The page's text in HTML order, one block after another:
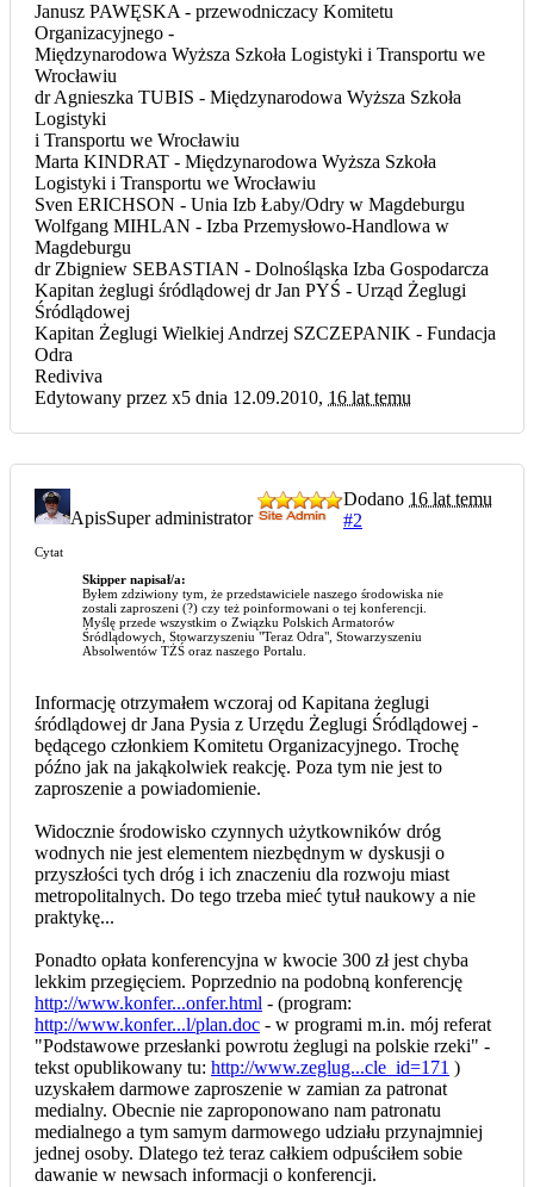
Janusz PAWĘSKA - przewodniczacy Komitetu
Organizacyjnego -
Międzynarodowa Wyższa Szkoła Logistyki i Transportu we
Wrocławiu
dr Agnieszka TUBIS - Międzynarodowa Wyższa Szkoła
Logistyki
i Transportu we Wrocławiu
Marta KINDRAT - Międzynarodowa Wyższa Szkoła
Logistyki i Transportu we Wrocławiu
Sven ERICHSON - Unia Izb Łaby/Odry w Magdeburgu
Wolfgang MIHLAN - Izba Przemysłowo-Handlowa w
Magdeburgu
dr Zbigniew SEBASTIAN - Dolnośląska Izba Gospodarcza
Kapitan żeglugi śródlądowej dr Jan PYŚ - Urząd Żeglugi
Śródlądowej
Kapitan Żeglugi Wielkiej Andrzej SZCZEPANIK - Fundacja
Odra
Rediviva
Edytowany przez x5 dnia 12.09.2010, 16 lat temu
ApisSuper administrator
Dodano 16 lat temu
#2
Cytat
Skipper napisał/a:
Byłem zdziwiony tym, że przedstawiciele naszego środowiska nie
zostali zaproszeni (?) czy też poinformowani o tej konferencji.
Myślę przede wszystkim o Związku Polskich Armatorów
Śródlądowych, Stowarzyszeniu "Teraz Odra", Stowarzyszeniu
Absolwentów TŻŚ oraz naszego Portalu.
Informację otrzymałem wczoraj od Kapitana żeglugi
śródlądowej dr Jana Pysia z Urzędu Żeglugi Śródlądowej -
będącego członkiem Komitetu Organizacyjnego. Trochę
późno jak na jakąkolwiek reakcję. Poza tym nie jest to
zaproszenie a powiadomienie.
Widocznie środowisko czynnych użytkowników dróg
wodnych nie jest elementem niezbędnym w dyskusji o
przyszłości tych dróg i ich znaczeniu dla rozwoju miast
metropolitalnych. Do tego trzeba mieć tytuł naukowy a nie
praktykę...
Ponadto opłata konferencyjna w kwocie 300 zł jest chyba
lekkim przegięciem. Poprzednio na podobną konferencję
http://www.konfer...onfer.html - (program:
http://www.konfer...l/plan.doc - w programi m.in. mój referat
"Podstawowe przesłanki powrotu żeglugi na polskie rzeki" -
tekst opublikowany tu: http://www.zeglug...cle_id=171 )
uzyskałem darmowe zaproszenie w zamian za patronat
medialny. Obecnie nie zaproponowano nam patronatu
medialnego a tym samym darmowego udziału przynajmniej
jednej osoby. Dlatego też teraz całkiem odpuściłem sobie
dawanie w newsach informacji o konferencji.